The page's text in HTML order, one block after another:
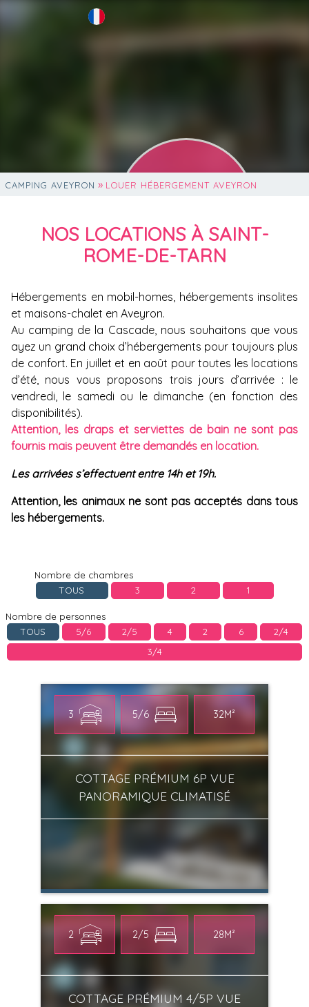
on rejoint Flower Camping !
CAMPING AVEYRON » LOUER HÉBERGEMENT AVEYRON
NOS LOCATIONS À SAINT-
ROME-DE-TARN
Hébergements en mobil-homes, hébergements insolites
et maisons-chalet en Aveyron.
Au camping de la Cascade, nous souhaitons que vous
ayez un grand choix d’hébergements pour toujours plus
de confort. En juillet et en août pour toutes les locations
d’été, nous vous proposons trois jours d’arrivée : le
vendredi, le samedi ou le dimanche (en fonction des
disponibilités).
Attention, les draps et serviettes de bain ne sont pas
fournis mais peuvent être demandés en location.
Les arrivées s’effectuent entre 14h et 19h.
Attention, les animaux ne sont pas acceptés dans tous
les hébergements.
Nombre de chambres
TOUS
3 2 1
Nombre de personnes
TOUS
5/6 2/5 4 2 6
2/4
3/4
COTTAGE PRÉMIUM 6P VUE
PANORAMIQUE CLIMATISÉ
3 5/6 32M²
COTTAGE PRÉMIUM 4/5P VUE
2 2/5 28M²